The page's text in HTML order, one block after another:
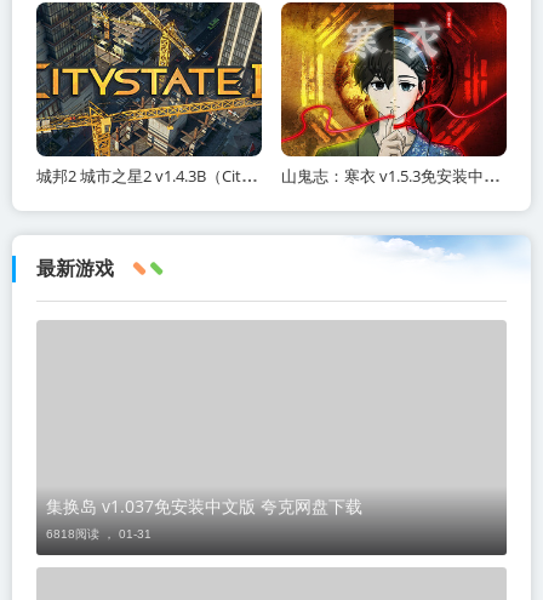
城邦2 城市之星2 v1.4.3B（Citystate II）免安装中文版 山鬼志：寒衣 v1.5.3免安装中文版 夸克网盘下载
最新游戏
集换岛 v1.037免安装中文版 夸克网盘下载
6818阅读 ， 01-31